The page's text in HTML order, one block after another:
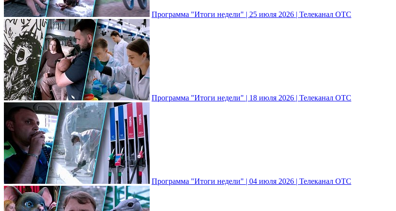
Программа "Итоги недели" | 25 июля 2026 | Телеканал ОТС
Программа "Итоги недели" | 18 июля 2026 | Телеканал ОТС
Программа "Итоги недели" | 04 июля 2026 | Телеканал ОТС